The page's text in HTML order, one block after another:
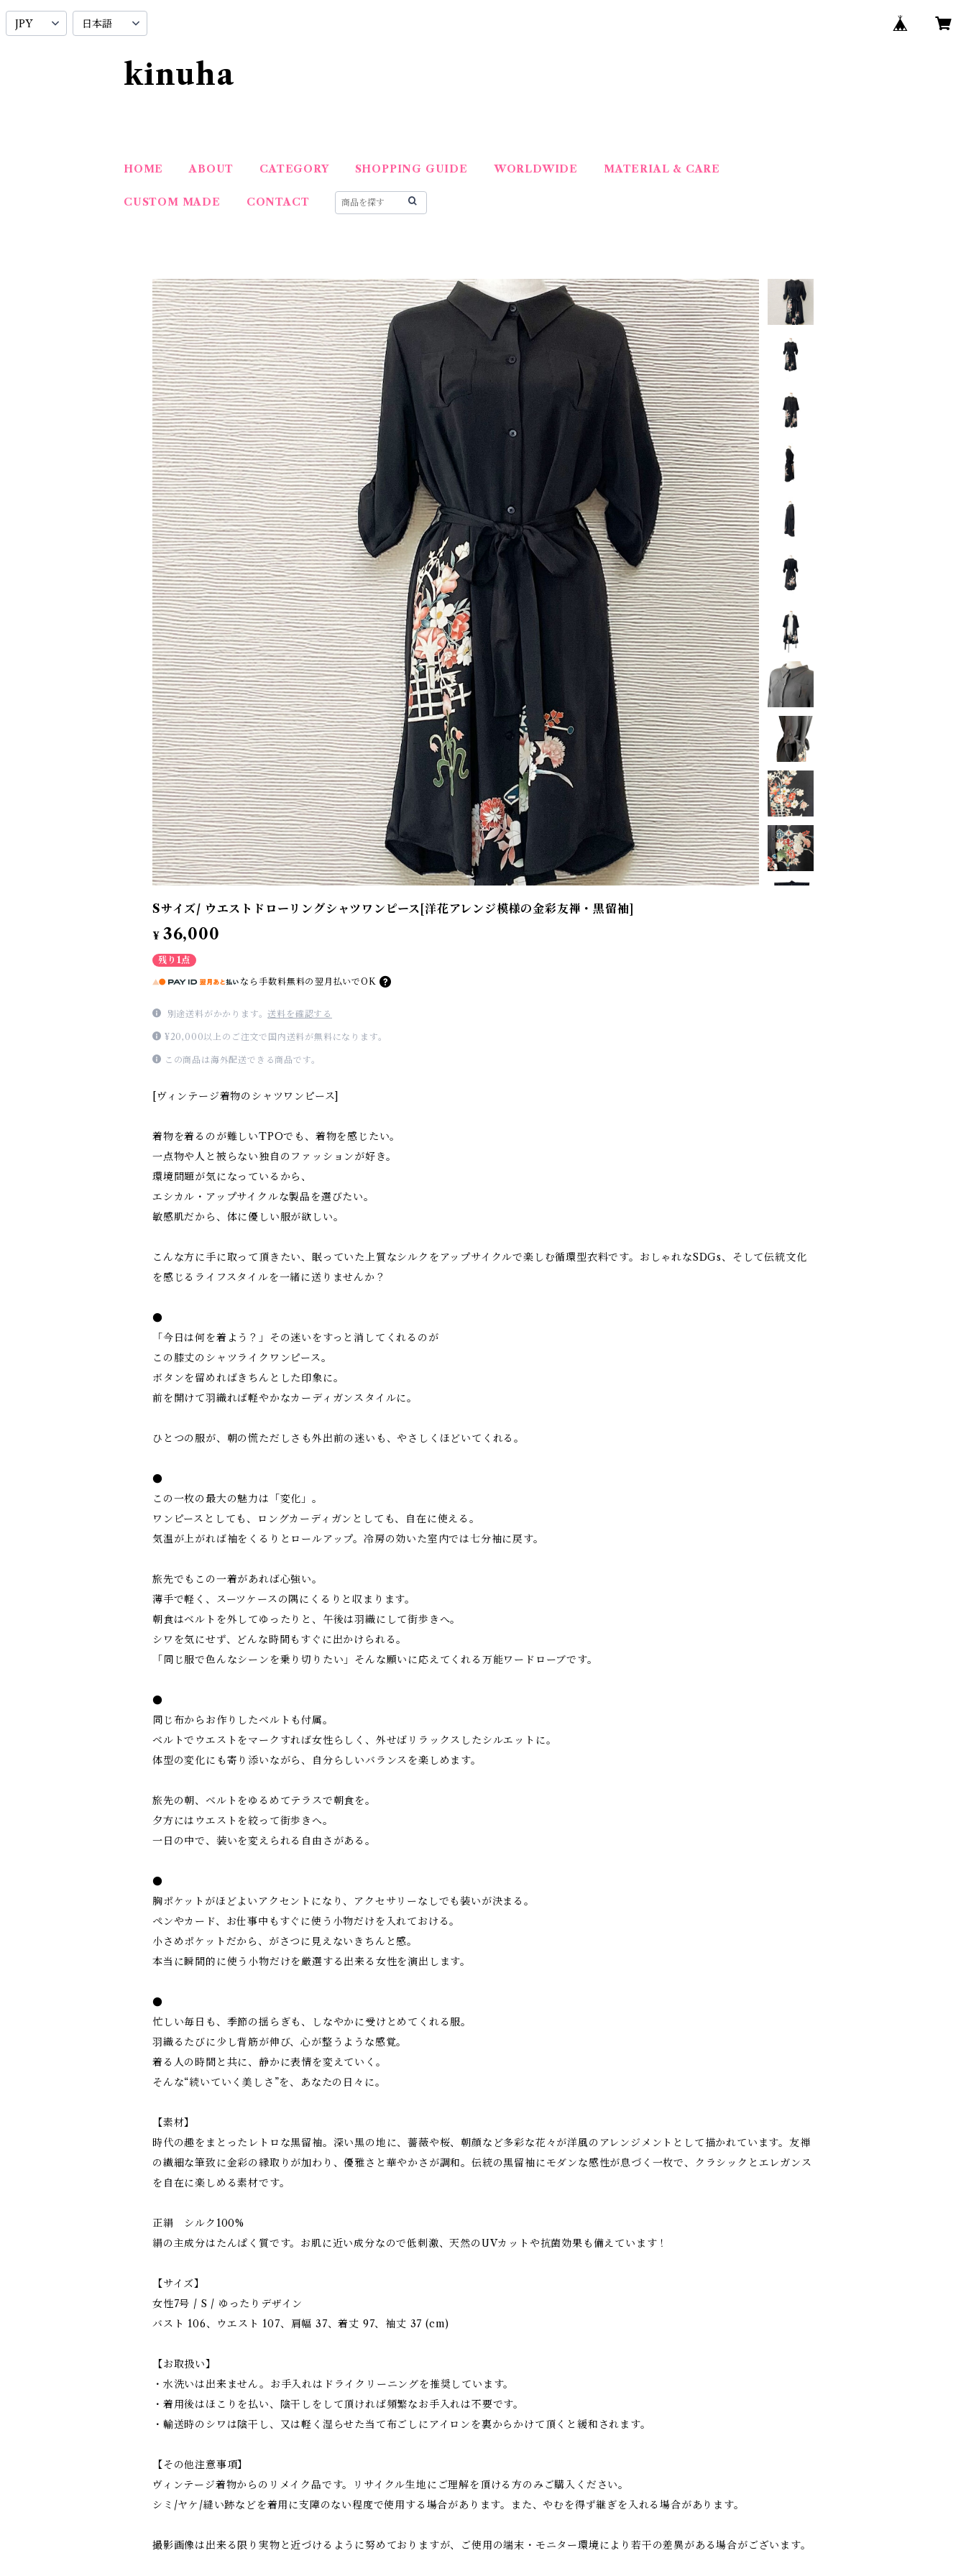
kinuha
HOME ABOUT CATEGORY SHOPPING GUIDE WORLDWIDE MATERIAL & CARE
CUSTOM MADE CONTACT
Sサイズ/ ウエストドローリングシャツワンピース[洋花アレンジ模様の金彩友禅・黒留袖]
¥ 36,000
残り1点
なら 手数料無料の 翌月払いでOK
別途送料がかかります。送料を確認する
¥20,000以上のご注文で国内送料が無料になります。
この商品は海外配送できる商品です。
[ヴィンテージ着物のシャツワンピース]
着物を着るのが難しいTPOでも、着物を感じたい。
一点物や人と被らない独自のファッションが好き。
環境問題が気になっているから、
エシカル・アップサイクルな製品を選びたい。
敏感肌だから、体に優しい服が欲しい。
こんな方に手に取って頂きたい、眠っていた上質なシルクをアップサイクルで楽しむ循環型衣料です。おしゃれなSDGs、そして伝統文化
を感じるライフスタイルを一緒に送りませんか？
●
「今日は何を着よう？」その迷いをすっと消してくれるのが
この膝丈のシャツライクワンピース。
ボタンを留めればきちんとした印象に。
前を開けて羽織れば軽やかなカーディガンスタイルに。
ひとつの服が、朝の慌ただしさも外出前の迷いも、やさしくほどいてくれる。
●
この一枚の最大の魅力は「変化」。
ワンピースとしても、ロングカーディガンとしても、自在に使える。
気温が上がれば袖をくるりとロールアップ。冷房の効いた室内では七分袖に戻す。
旅先でもこの一着があれば心強い。
薄手で軽く、スーツケースの隅にくるりと収まります。
朝食はベルトを外してゆったりと、午後は羽織にして街歩きへ。
シワを気にせず、どんな時間もすぐに出かけられる。
「同じ服で色んなシーンを乗り切りたい」そんな願いに応えてくれる万能ワードローブです。
●
同じ布からお作りしたベルトも付属。
ベルトでウエストをマークすれば女性らしく、外せばリラックスしたシルエットに。
体型の変化にも寄り添いながら、自分らしいバランスを楽しめます。
旅先の朝、ベルトをゆるめてテラスで朝食を。
夕方にはウエストを絞って街歩きへ。
一日の中で、装いを変えられる自由さがある。
●
胸ポケットがほどよいアクセントになり、アクセサリーなしでも装いが決まる。
ペンやカード、お仕事中もすぐに使う小物だけを入れておける。
小さめポケットだから、がさつに見えないきちんと感。
本当に瞬間的に使う小物だけを厳選する出来る女性を演出します。
●
忙しい毎日も、季節の揺らぎも、しなやかに受けとめてくれる服。
羽織るたびに少し背筋が伸び、心が整うような感覚。
着る人の時間と共に、静かに表情を変えていく。
そんな“続いていく美しさ”を、あなたの日々に。
【素材】
時代の趣をまとったレトロな黒留袖。深い黒の地に、薔薇や桜、朝顔など多彩な花々が洋風のアレンジメントとして描かれています。友禅
の繊細な筆致に金彩の縁取りが加わり、優雅さと華やかさが調和。伝統の黒留袖にモダンな感性が息づく一枚で、クラシックとエレガンス
を自在に楽しめる素材です。
正絹 シルク100%
絹の主成分はたんぱく質です。お肌に近い成分なので低刺激、天然のUVカットや抗菌効果も備えています！
【サイズ】
女性7号 / S / ゆったりデザイン
バスト 106、ウエスト 107、肩幅 37、着丈 97、袖丈 37 (cm)
【お取扱い】
・水洗いは出来ません。お手入れはドライクリーニングを推奨しています。
・着用後はほこりを払い、陰干しをして頂ければ頻繁なお手入れは不要です。
・輸送時のシワは陰干し、又は軽く湿らせた当て布ごしにアイロンを裏からかけて頂くと緩和されます。
【その他注意事項】
ヴィンテージ着物からのリメイク品です。リサイクル生地にご理解を頂ける方のみご購入ください。
シミ/ヤケ/縫い跡などを着用に支障のない程度で使用する場合があります。また、やむを得ず継ぎを入れる場合があります。
撮影画像は出来る限り実物と近づけるように努めておりますが、ご使用の端末・モニター環境により若干の差異がある場合がございます。